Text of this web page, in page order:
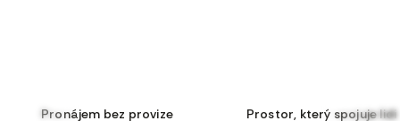
Pronájem bez provize Prostor, který spojuje lidi